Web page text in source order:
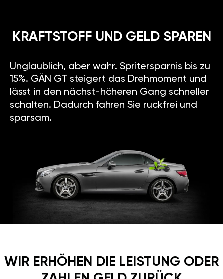
KRAFTSTOFF UND GELD SPAREN
Unglaublich, aber wahr. Spritersparnis bis zu
15%. GÄN GT steigert das Drehmoment und
lässt in den nächst-höheren Gang schneller
schalten. Dadurch fahren Sie ruckfrei und
sparsam.
WIR ERHÖHEN DIE LEISTUNG ODER